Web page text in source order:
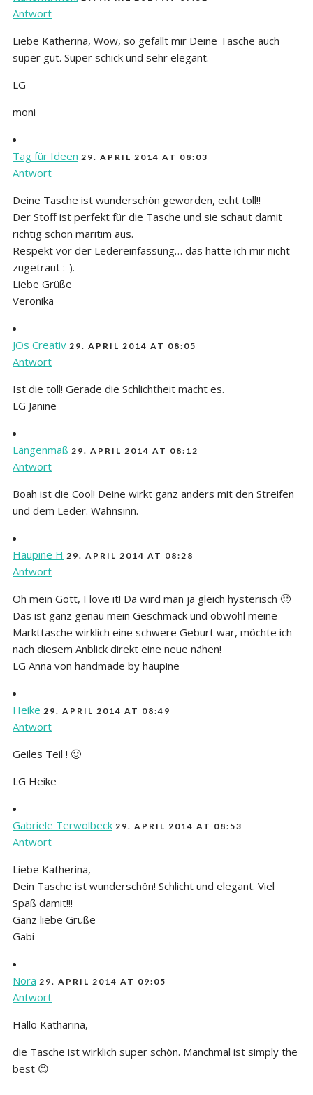
Antwort
Liebe Katherina, Wow, so gefällt mir Deine Tasche auch
super gut. Super schick und sehr elegant.
LG
moni
Tag für Ideen 29. APRIL 2014 AT 08:03
Antwort
Deine Tasche ist wunderschön geworden, echt toll!!
Der Stoff ist perfekt für die Tasche und sie schaut damit
richtig schön maritim aus.
Respekt vor der Ledereinfassung… das hätte ich mir nicht
zugetraut :-).
Liebe Grüße
Veronika
JOs Creativ 29. APRIL 2014 AT 08:05
Antwort
Ist die toll! Gerade die Schlichtheit macht es.
LG Janine
Längenmaß 29. APRIL 2014 AT 08:12
Antwort
Boah ist die Cool! Deine wirkt ganz anders mit den Streifen
und dem Leder. Wahnsinn.
Haupine H 29. APRIL 2014 AT 08:28
Antwort
Oh mein Gott, I love it! Da wird man ja gleich hysterisch 🙂
Das ist ganz genau mein Geschmack und obwohl meine
Markttasche wirklich eine schwere Geburt war, möchte ich
nach diesem Anblick direkt eine neue nähen!
LG Anna von handmade by haupine
Heike 29. APRIL 2014 AT 08:49
Antwort
Geiles Teil ! 🙂
LG Heike
Gabriele Terwolbeck 29. APRIL 2014 AT 08:53
Antwort
Liebe Katherina,
Dein Tasche ist wunderschön! Schlicht und elegant. Viel
Spaß damit!!!
Ganz liebe Grüße
Gabi
Nora 29. APRIL 2014 AT 09:05
Antwort
Hallo Katharina,
die Tasche ist wirklich super schön. Manchmal ist simply the
best 😉